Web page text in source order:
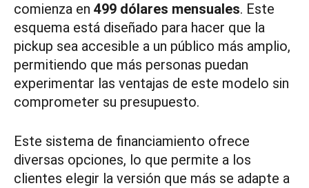
comienza en 499 dólares mensuales. Este
esquema está diseñado para hacer que la
pickup sea accesible a un público más amplio,
permitiendo que más personas puedan
experimentar las ventajas de este modelo sin
comprometer su presupuesto.
Este sistema de financiamiento ofrece
diversas opciones, lo que permite a los
clientes elegir la versión que más se adapte a